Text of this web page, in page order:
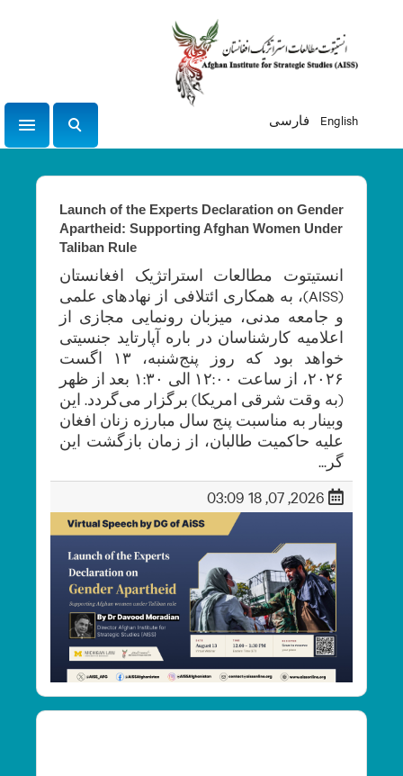
English فارسی
ج
س
ت
و
Launch of the Experts Declaration on Gender
Apartheid: Supporting Afghan Women Under
Taliban Rule
انستیتوت مطالعات استراتژیک افغانستان
(AISS)، به همکاری ائتلافی از نهادهای علمی
و جامعه مدنی، میزبان رونمایی مجازی از
اعلامیه کارشناسان در باره آپارتاید جنسیتی
خواهد بود که روز پنج‌شنبه، ۱۳ اگست
۲۰۲۶، از ساعت ۱۲:۰۰ الی ۱:۳۰ بعد از ظهر
(به وقت شرقی امریکا) برگزار می‌گردد. این
وبینار به مناسبت پنج سال مبارزه زنان افغان
علیه حاکمیت طالبان، از زمان بازگشت این
گر...
2026, 07, 18 03:09